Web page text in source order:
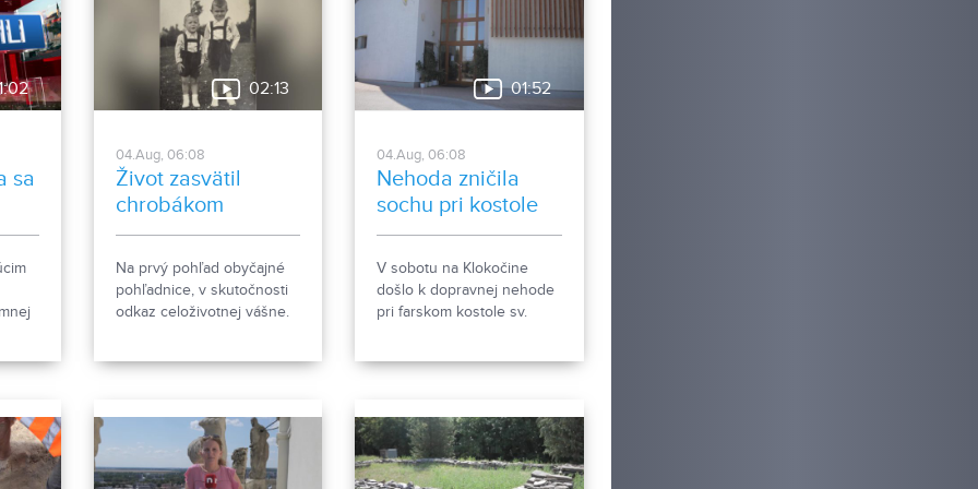
polyfunkčnej budovy.
sa
02:13
04.Aug, 06:08
Život zasvätil
chrobákom
Na prvý pohľad obyčajné
pohľadnice, v skutočnosti
odkaz celoživotnej vášne.
Vznikla zo zbierky
entomológa Ivana Šabíka
zo Zlatých Moraviec, ktorú
01:52
04.Aug, 06:08
Nehoda zničila
sochu pri kostole
V sobotu na Klokočine
došlo k dopravnej nehode
pri farskom kostole sv.